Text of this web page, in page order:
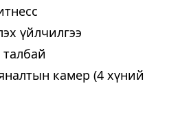
үйлчилгээ
камер (4 хүний